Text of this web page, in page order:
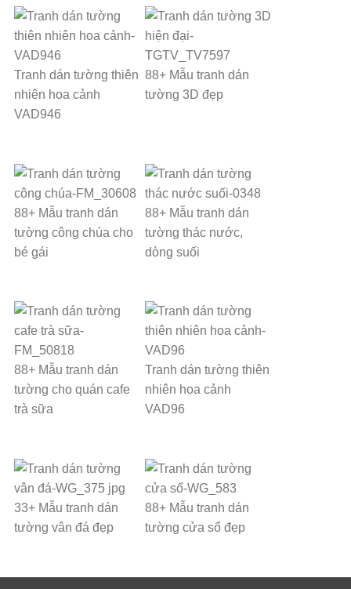
Tranh dán tường thiên
nhiên hoa cảnh
VAD946
88+ Mẫu tranh dán
tường 3D đẹp
88+ Mẫu tranh dán
tường công chúa cho
bé gái
88+ Mẫu tranh dán
tường thác nước,
dòng suối
88+ Mẫu tranh dán
tường cho quán cafe
trà sữa
Tranh dán tường thiên
nhiên hoa cảnh
VAD96
33+ Mẫu tranh dán
tường vân đá đẹp
88+ Mẫu tranh dán
tường cửa sổ đẹp